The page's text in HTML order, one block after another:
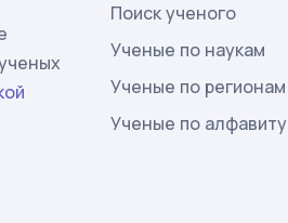
Поиск ученого
Ученые по наукам
Ученые по регионам
Ученые по алфавиту